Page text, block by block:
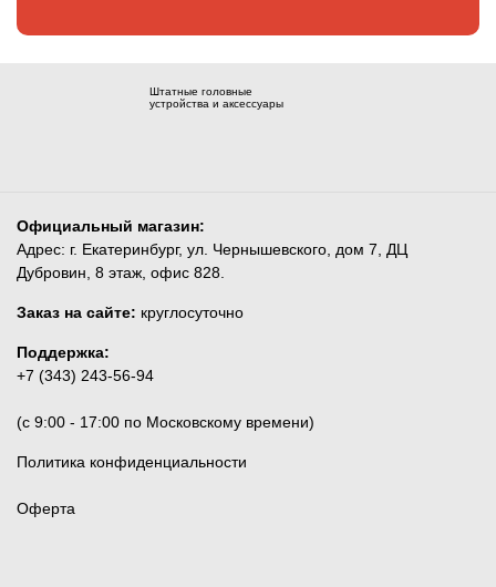
Штатные головные
устройства и аксессуары
Официальный магазин:
Адрес: г. Екатеринбург, ул. Чернышевского, дом 7, ДЦ
Дубровин, 8 этаж, офис 828.
Заказ на сайте: круглосуточно
Поддержка:
+7 (343) 243-56-94
(c 9:00 - 17:00 по Московскому времени)
Политика конфиденциальности
Оферта